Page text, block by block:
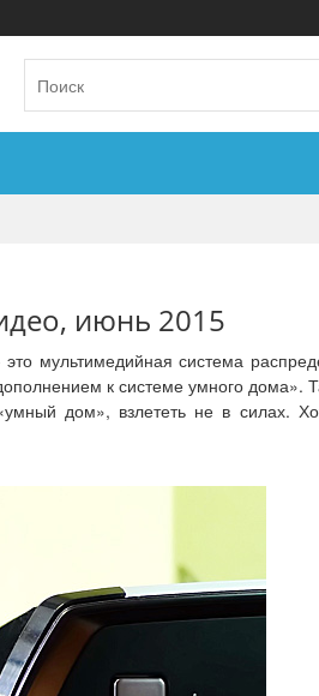
июнь 2015
мультимедийная система
к системе умного дома».
дом», взлететь не в силах.